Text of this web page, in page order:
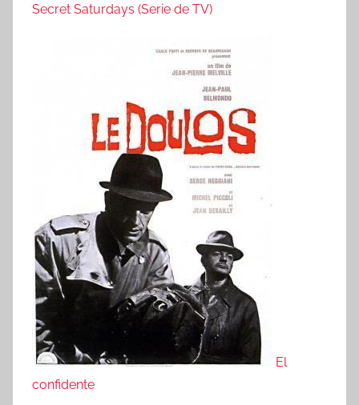
Secret Saturdays (Serie de TV)
El
confidente